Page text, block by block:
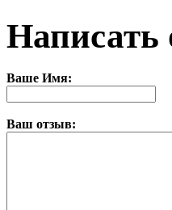
Написать
Ваше Имя:
Ваш отзыв: